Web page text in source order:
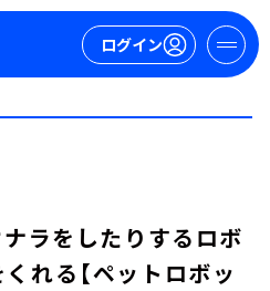
ログイン
ラをしたりするロボ
れる【ペットロボッ